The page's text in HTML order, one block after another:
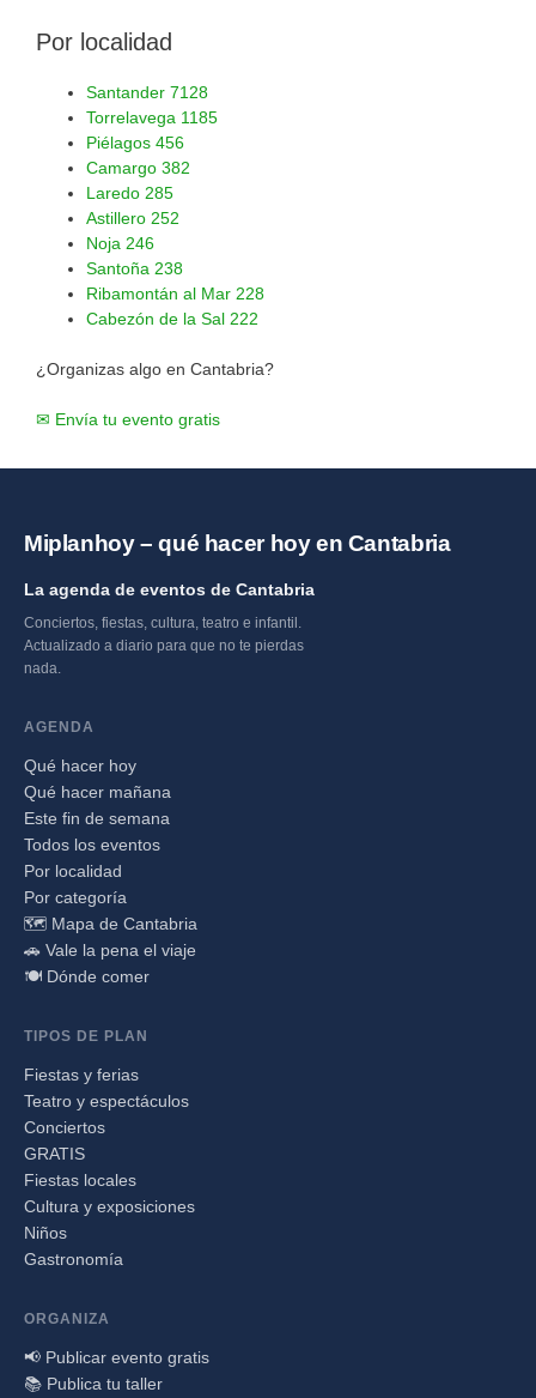
Por localidad
Santander 7128
Torrelavega 1185
Piélagos 456
Camargo 382
Laredo 285
Astillero 252
Noja 246
Santoña 238
Ribamontán al Mar 228
Cabezón de la Sal 222
¿Organizas algo en Cantabria?
✉ Envía tu evento gratis
Miplanhoy – qué hacer hoy en Cantabria
La agenda de eventos de Cantabria
Conciertos, fiestas, cultura, teatro e infantil.
Actualizado a diario para que no te pierdas
nada.
AGENDA
Qué hacer hoy
Qué hacer mañana
Este fin de semana
Todos los eventos
Por localidad
Por categoría
🗺️ Mapa de Cantabria
🚗 Vale la pena el viaje
🍽️ Dónde comer
TIPOS DE PLAN
Fiestas y ferias
Teatro y espectáculos
Conciertos
GRATIS
Fiestas locales
Cultura y exposiciones
Niños
Gastronomía
ORGANIZA
📢 Publicar evento gratis
📚 Publica tu taller